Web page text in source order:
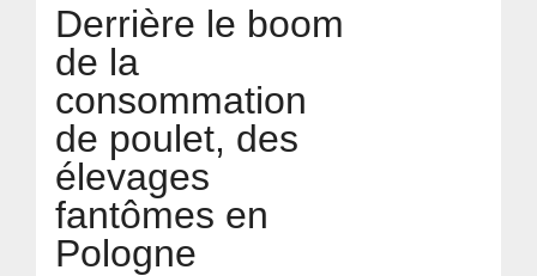
Derrière le boom
de la
consommation
de poulet, des
élevages
fantômes en
Pologne